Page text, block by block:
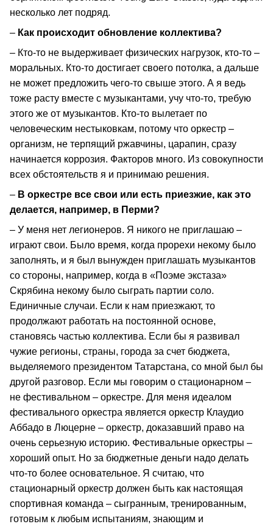
несколько лет подряд.
– Как происходит обновление коллектива?
– Кто-то не выдерживает физических нагрузок, кто-то –
моральных. Кто-то достигает своего потолка, а дальше
не может предложить чего-то свыше этого. А я ведь
тоже расту вместе с музыкантами, учу что-то, требую
этого же от музыкантов. Кто-то вылетает по
человеческим нестыковкам, потому что оркестр –
организм, не терпящий ржавчины, царапин, сразу
начинается коррозия. Факторов много. Из совокупности
всех обстоятельств я и принимаю решения.
– В оркестре все свои или есть приезжие, как это
делается, например, в Перми?
– У меня нет легионеров. Я никого не приглашаю –
играют свои. Было время, когда прорехи некому было
заполнять, и я был вынужден приглашать музыкантов
со стороны, например, когда в «Поэме экстаза»
Скрябина некому было сыграть партии соло.
Единичные случаи. Если к нам приезжают, то
продолжают работать на постоянной основе,
становясь частью коллектива. Если бы я развивал
чужие регионы, страны, города за счет бюджета,
выделяемого президентом Татарстана, со мной был бы
другой разговор. Если мы говорим о стационарном –
не фестивальном – оркестре. Для меня идеалом
фестивального оркестра является оркестр Клаудио
Аббадо в Люцерне – оркестр, доказавший право на
очень серьезную историю. Фестивальные оркестры –
хороший опыт. Но за бюджетные деньги надо делать
что-то более основательное. Я считаю, что
стационарный оркестр должен быть как настоящая
спортивная команда – сыгранным, тренированным,
готовым к любым испытаниям, знающим и